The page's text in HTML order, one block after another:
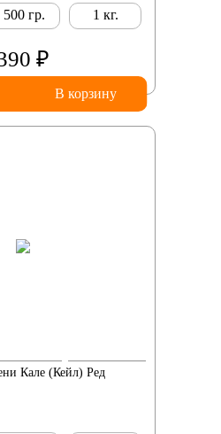
500 гр. 1 кг.
₽
В корзину
Кале (Кейл) Ред